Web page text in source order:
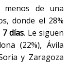
de una
donde el 28%
días. Le siguen
(22%), Ávila
y Zaragoza